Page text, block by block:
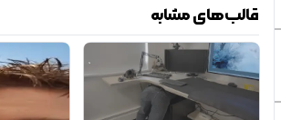
قالب‌های مشابه